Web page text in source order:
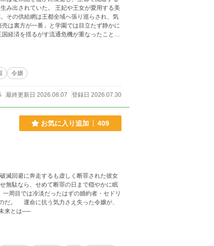
妃や王女が愛用する美
その供給網は王都全域へ張り巡らされ、気
剣でも魔法でもな
丁寧な加筆・修正を施した作品です。
令嬢
最終更新日 2026.08.07 登録日 2026.07.30
お気に入り追加 409
嬢が、
来とは──